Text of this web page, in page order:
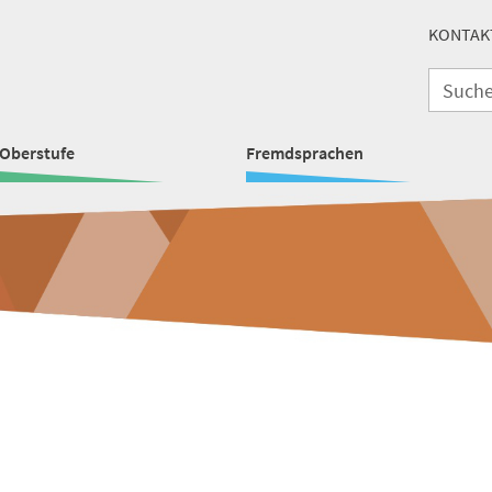
Oberstufe Fremdsprachen